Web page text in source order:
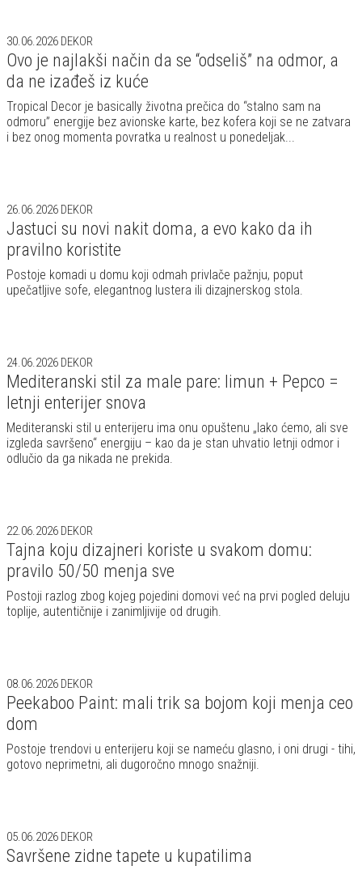
30.06.2026 DEKOR
Ovo je najlakši način da se “odseliš” na odmor, a
da ne izađeš iz kuće
Tropical Decor je basically životna prečica do “stalno sam na
odmoru” energije bez avionske karte, bez kofera koji se ne zatvara
i bez onog momenta povratka u realnost u ponedeljak...
26.06.2026 DEKOR
Jastuci su novi nakit doma, a evo kako da ih
pravilno koristite
Postoje komadi u domu koji odmah privlače pažnju, poput
upečatljive sofe, elegantnog lustera ili dizajnerskog stola.
24.06.2026 DEKOR
Mediteranski stil za male pare: limun + Pepco =
letnji enterijer snova
Mediteranski stil u enterijeru ima onu opuštenu „lako ćemo, ali sve
izgleda savršeno“ energiju – kao da je stan uhvatio letnji odmor i
odlučio da ga nikada ne prekida.
22.06.2026 DEKOR
Tajna koju dizajneri koriste u svakom domu:
pravilo 50/50 menja sve
Postoji razlog zbog kojeg pojedini domovi već na prvi pogled deluju
toplije, autentičnije i zanimljivije od drugih.
08.06.2026 DEKOR
Peekaboo Paint: mali trik sa bojom koji menja ceo
dom
Postoje trendovi u enterijeru koji se nameću glasno, i oni drugi - tihi,
gotovo neprimetni, ali dugoročno mnogo snažniji.
05.06.2026 DEKOR
Savršene zidne tapete u kupatilima